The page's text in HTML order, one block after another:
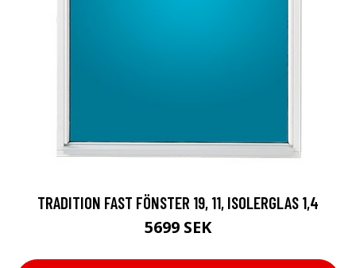
TRADITION FAST FÖNSTER 19, 11, ISOLERGLAS 1,4
5699 SEK